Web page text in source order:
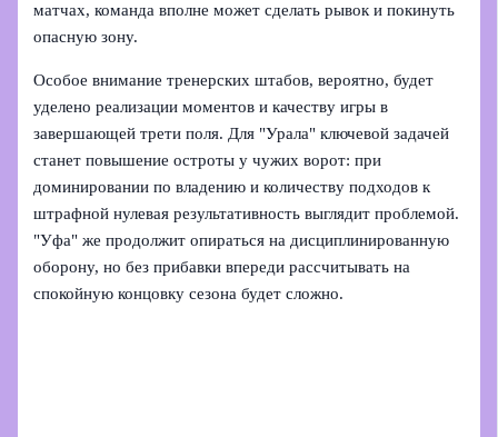
матчах, команда вполне может сделать рывок и покинуть
опасную зону.
Особое внимание тренерских штабов, вероятно, будет
уделено реализации моментов и качеству игры в
завершающей трети поля. Для "Урала" ключевой задачей
станет повышение остроты у чужих ворот: при
доминировании по владению и количеству подходов к
штрафной нулевая результативность выглядит проблемой.
"Уфа" же продолжит опираться на дисциплинированную
оборону, но без прибавки впереди рассчитывать на
спокойную концовку сезона будет сложно.